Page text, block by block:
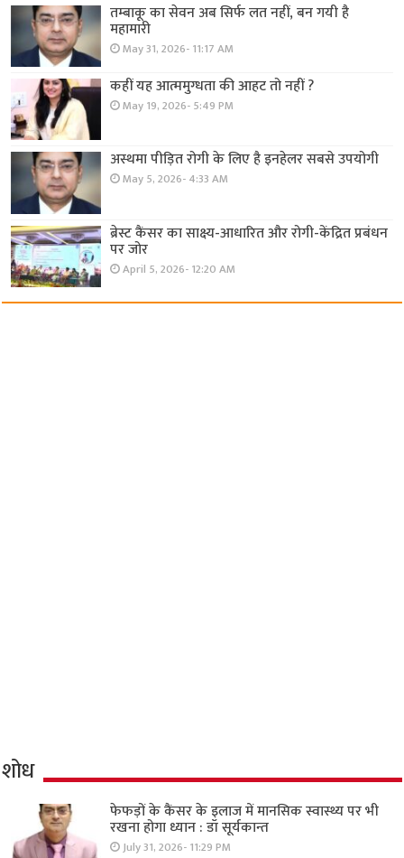
तम्बाकू का सेवन अब सिर्फ लत नहीं, बन गयी है
महामारी
May 31, 2026- 11:17 AM
कहीं यह आत्ममुग्धता की आहट तो नहीं ?
May 19, 2026- 5:49 PM
अस्थमा पीड़ित रोगी के लिए है इनहेलर सबसे उपयोगी
May 5, 2026- 4:33 AM
ब्रेस्ट कैंसर का साक्ष्य-आधारित और रोगी-केंद्रित प्रबंधन
पर जोर
April 5, 2026- 12:20 AM
शोध
फेफड़ों के कैंसर के इलाज में मानसिक स्वास्थ्य पर भी
रखना होगा ध्यान : डॉ सूर्यकान्त
July 31, 2026- 11:29 PM